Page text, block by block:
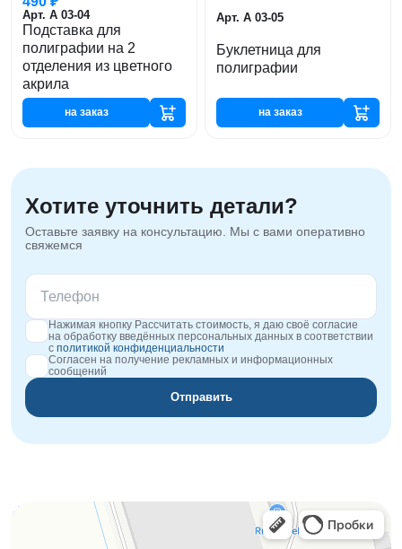
Арт. А 03-04
Подставка для
полиграфии на 2
отделения из цветного
акрила
на заказ
Арт. А 03-05
Буклетница для
полиграфии
на заказ
Хотите уточнить детали?
Оставьте заявку на консультацию. Мы с вами оперативно
свяжемся
Нажимая кнопку Рассчитать стоимость, я даю своё согласие
на обработку введённых персональных данных в соответствии
с политикой конфиденциальности
Согласен на получение рекламных и информационных
сообщений
Отправить
Orgplex
Оргстекло, поликарбонат в Лыткарине
Торговое оборудование в Лыткарине